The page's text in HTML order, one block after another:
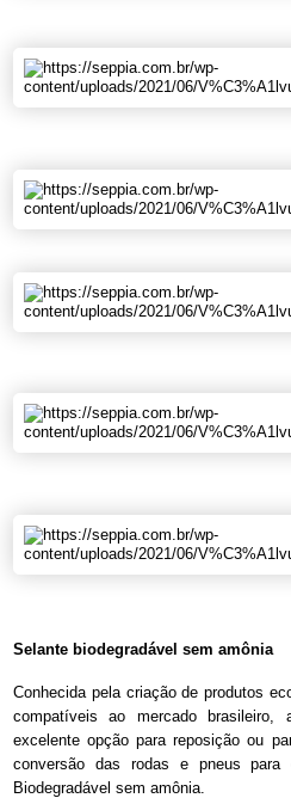
Selante biodegradável sem amônia
Conhecida pela criação de produtos
compatíveis ao mercado brasileiro,
excelente opção para reposição ou
conversão das rodas e pneus
Biodegradável sem amônia.